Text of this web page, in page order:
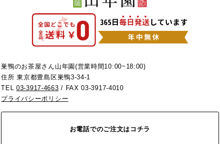
巣鴨のお茶屋さん山年園(営業時間10:00~18:00)
住所 東京都豊島区巣鴨3-34-1
TEL03-3917-4663 / FAX 03-3917-4010
プライバシーポリシー
お電話でのご注文はコチラ